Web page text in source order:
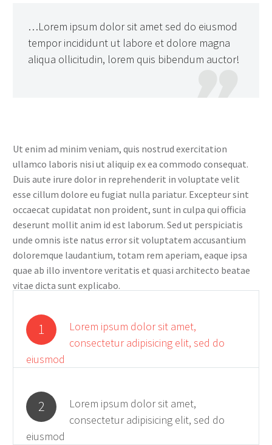
…Lorem ipsum dolor sit amet sed do eiusmod
tempor incididunt ut labore et dolore magna
aliqua ollicitudin, lorem quis bibendum auctor!
Ut enim ad minim veniam, quis nostrud exercitation
ullamco laboris nisi ut aliquip ex ea commodo consequat.
Duis aute irure dolor in reprehenderit in voluptate velit
esse cillum dolore eu fugiat nulla pariatur. Excepteur sint
occaecat cupidatat non proident, sunt in culpa qui officia
deserunt mollit anim id est laborum. Sed ut perspiciatis
unde omnis iste natus error sit voluptatem accusantium
doloremque laudantium, totam rem aperiam, eaque ipsa
quae ab illo inventore veritatis et quasi architecto beatae
vitae dicta sunt explicabo.
1
Lorem ipsum dolor sit amet,
consectetur adipisicing elit, sed do
eiusmod
2
Lorem ipsum dolor sit amet,
consectetur adipisicing elit, sed do
eiusmod